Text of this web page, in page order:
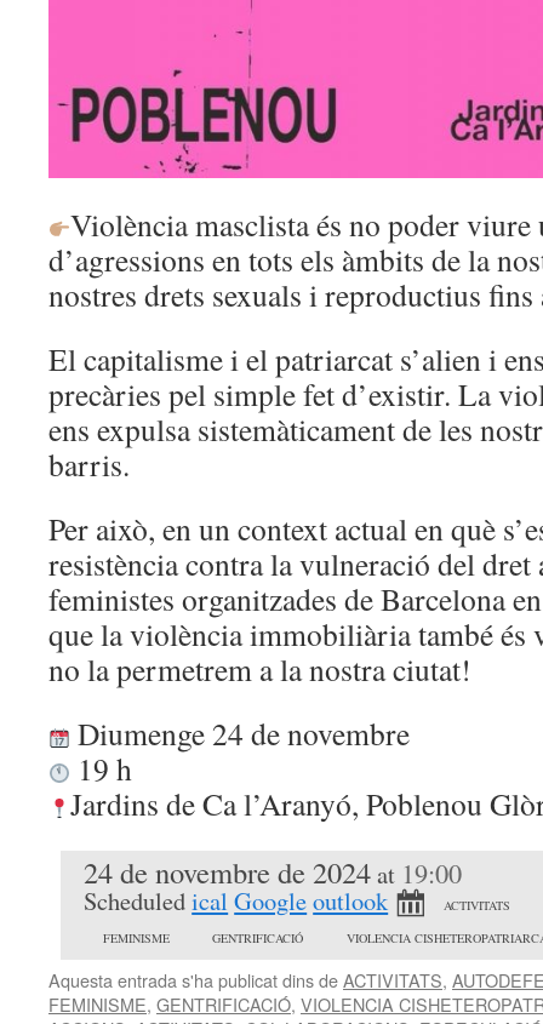
Violència masclista és no poder
d’agressions en tots els àmbits de la
nostres drets sexuals i reproductius fins
El capitalisme i el patriarcat s’alien i
precàries pel simple fet d’existir. La
ens expulsa sistemàticament de les
barris.
Per això, en un context actual en què
resistència contra la vulneració del dret
feministes organitzades de Barcelona
que la violència immobiliària també és
no la permetrem a la nostra ciutat!
Diumenge 24 de novembre
19 h
Jardins de Ca l’Aranyó, Poblenou
24 de novembre de 2024at 19:00
Scheduledical Googleoutlook
ACTIVITATS
FEMINISME
GENTRIFICACIÓ VIOLENCIA
Aquesta entrada s'ha publicat dins deACTIVITATS,
FEMINISME, GENTRIFICACIÓ, VIOLENCIA